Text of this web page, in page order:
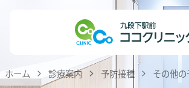
私達の理念
ホーム 診療案内 予防接種 その他